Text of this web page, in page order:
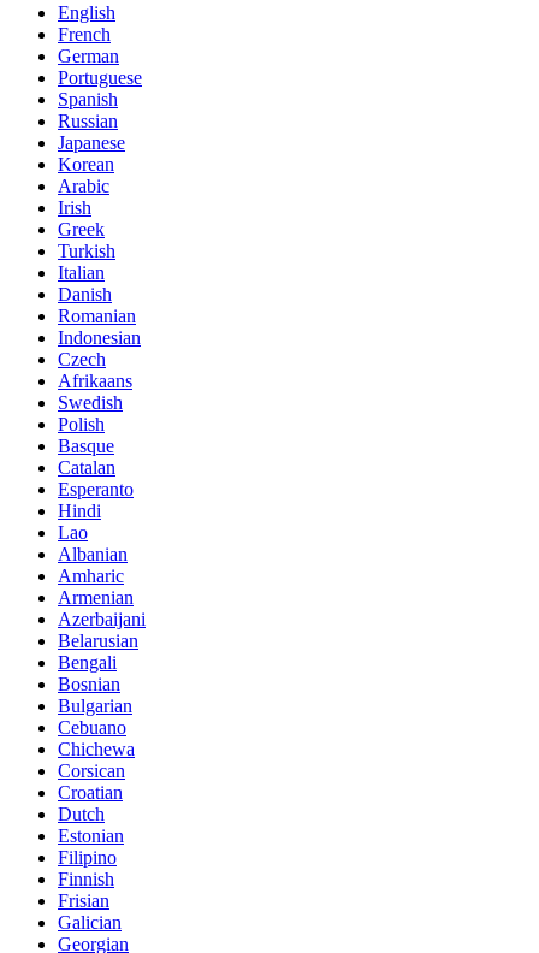
English
French
German
Portuguese
Spanish
Russian
Japanese
Korean
Arabic
Irish
Greek
Turkish
Italian
Danish
Romanian
Indonesian
Czech
Afrikaans
Swedish
Polish
Basque
Catalan
Esperanto
Hindi
Lao
Albanian
Amharic
Armenian
Azerbaijani
Belarusian
Bengali
Bosnian
Bulgarian
Cebuano
Chichewa
Corsican
Croatian
Dutch
Estonian
Filipino
Finnish
Frisian
Galician
Georgian